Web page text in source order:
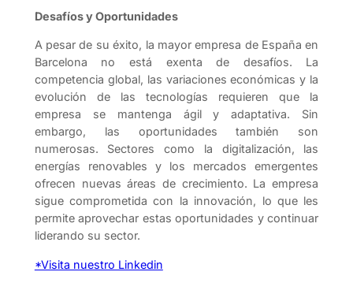
Desafíos y Oportunidades
A pesar de su éxito, la mayor empresa de España en
Barcelona no está exenta de desafíos. La
competencia global, las variaciones económicas y la
evolución de las tecnologías requieren que la
empresa se mantenga ágil y adaptativa. Sin
embargo, las oportunidades también son
numerosas. Sectores como la digitalización, las
energías renovables y los mercados emergentes
ofrecen nuevas áreas de crecimiento. La empresa
sigue comprometida con la innovación, lo que les
permite aprovechar estas oportunidades y continuar
liderando su sector.
*Visita nuestro Linkedin